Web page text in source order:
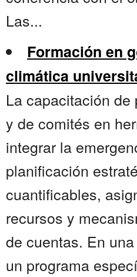
Las...
Formación en
climática
La capacitación
y de comités en
integrar la
planificación
cuantificables,
recursos y
de cuentas. En
un programa